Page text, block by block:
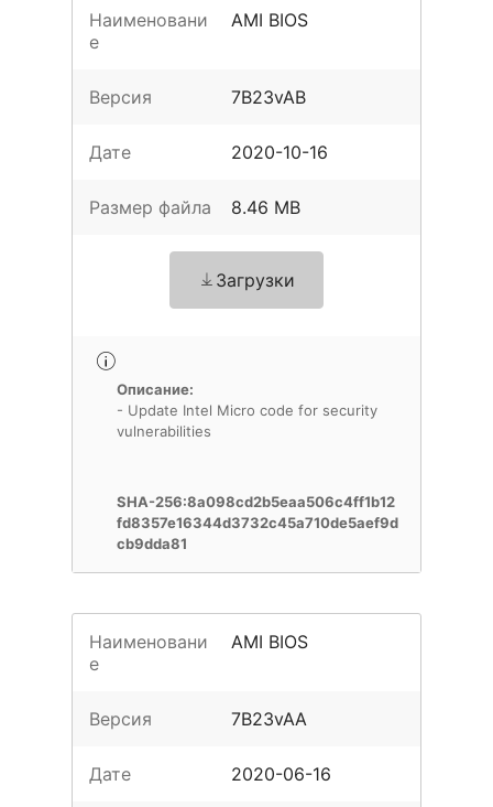
Наименовани
е
AMI BIOS
Версия 7B23vAB
Дате 2020-10-16
Размер файла 8.46 MB
Загрузки
Описание:
- Update Intel Micro code for security
vulnerabilities
SHA-256:8a098cd2b5eaa506c4ff1b12
fd8357e16344d3732c45a710de5aef9d
cb9dda81
Наименовани
е
AMI BIOS
Версия 7B23vAA
Дате 2020-06-16